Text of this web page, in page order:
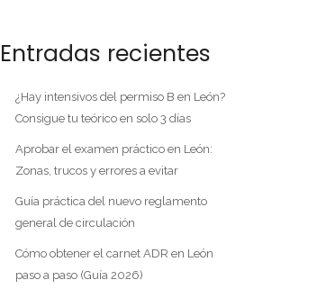
Entradas recientes
¿Hay intensivos del permiso B en León?
Consigue tu teórico en solo 3 días
Aprobar el examen práctico en León:
Zonas, trucos y errores a evitar
Guía práctica del nuevo reglamento
general de circulación
Cómo obtener el carnet ADR en León
paso a paso (Guía 2026)